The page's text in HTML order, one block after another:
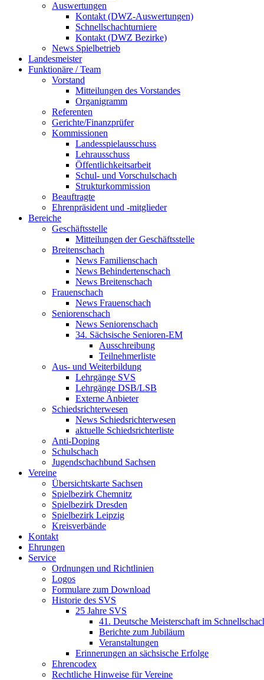
Auswertungen
Kontakt (DWZ-Auswertungen)
Schnellschachturniere
Kontakt (DWZ Bezirke)
News Spielbetrieb
Landesmeister
Funktionäre / Team
Vorstand
Mitteilungen des Vorstandes
Organigramm
Referenten
Gerichte/Finanzprüfer
Kommissionen
Landesspielausschuss
Lehrausschuss
Öffentlichkeitsarbeit
Schul- und Vorschulschach
Strukturkommission
Beauftragte
Ehrenpräsident und -mitglieder
Bereiche
Geschäftsstelle
Mitteilungen der Geschäftsstelle
Breitenschach
News Familienschach
News Behindertenschach
News Breitenschach
Frauenschach
News Frauenschach
Seniorenschach
News Seniorenschach
34. Sächsische Senioren-EM
Ausschreibung
Teilnehmerliste
Aus- und Weiterbildung
Lehrgänge SVS
Lehrgänge DSB/LSB
Externe Anbieter
Schiedsrichterwesen
News Schiedsrichterwesen
aktuelle Schiedsrichterliste
Anti-Doping
Schulschach
Jugendschachbund Sachsen
Vereine
Übersichtskarte Sachsen
Spielbezirk Chemnitz
Spielbezirk Dresden
Spielbezirk Leipzig
Kreisverbände
Kontakt
Ehrungen
Service
Ordnungen und Richtlinien
Logos
Formulare zum Download
Historie des SVS
25 Jahre SVS
41. Deutsche Meisterschaft im
Berichte zum Jubiläum
Veranstaltungen
Erinnerungen an sächsische Erfolge
Ehrencodex
Rechtliche Hinweise für Vereine